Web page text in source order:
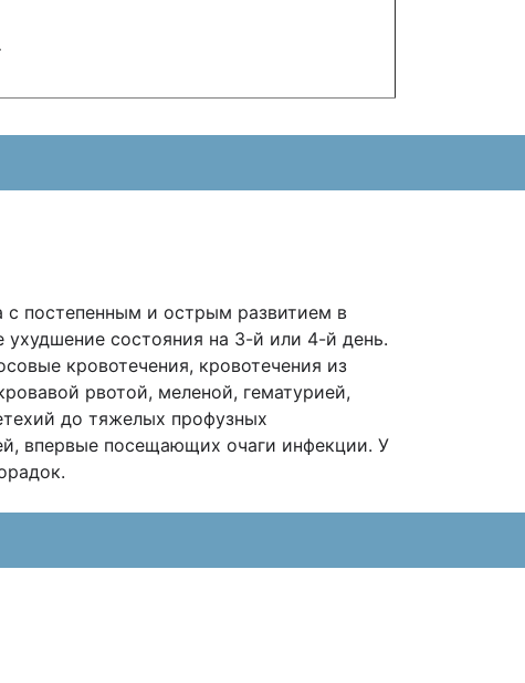
с постепенным и острым развитием в
состояния на 3-й или 4-й день.
кровотечения, кровотечения из
рвотой, меленой, гематурией,
до тяжелых профузных
впервые посещающих очаги инфекции. У